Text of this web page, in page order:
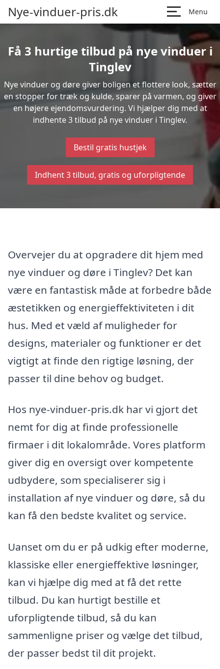
Nye-vinduer-pris.dk Menu
Få 3 hurtige tilbud på nye vinduer i
Tinglev
Nye vinduer og døre giver boligen et flottere look, sætter
en stopper for træk og kulde, sparer på varmen, og giver
en højere ejendomsvurdering. Vi hjælper dig med at
indhente 3 tilbud på nye vinduer i Tinglev.
Bestil gratis hustjek
Indhent 3 tilbud, gratis og uforpligtende
Overvejer du at opgradere dit hjem med
nye vinduer og døre i Tinglev? Det kan
være en fantastisk måde at forbedre både
æstetikken og energieffektiviteten i dit
hus. Med et væld af muligheder for
designs, materialer og funktioner er det
vigtigt at finde den rigtige løsning, der
passer til dine behov og budget.
Hos nye-vinduer-pris.dk har vi gjort det
nemt for dig at finde professionelle
firmaer i dit lokalområde. Vores platform
giver dig en oversigt over kompetente
udbydere, som specialiserer sig i
installation af nye vinduer og døre, så du
kan få den bedste kvalitet og service.
Uanset om du er på udkig efter moderne,
klassiske eller energieffektive løsninger,
kan vi hjælpe dig med at få det rette
tilbud. Du kan hurtigt bestille et
uforpligtende tilbud, så du kan
sammenligne priser og vælge det tilbud,
der passer bedst til dit projekt.